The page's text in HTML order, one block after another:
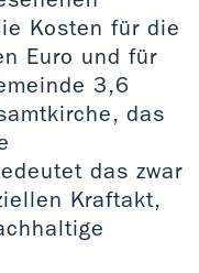
Kosten für die
Euro und für
3,6
das
das zwar
Kraftakt,